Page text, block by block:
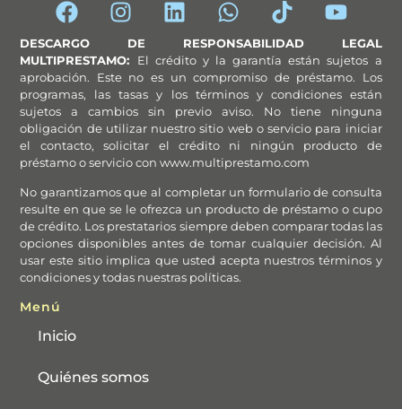
DESCARGO DE RESPONSABILIDAD LEGAL
MULTIPRESTAMO: El crédito y la garantía están sujetos a
aprobación. Este no es un compromiso de préstamo. Los
programas, las tasas y los términos y condiciones están
sujetos a cambios sin previo aviso. No tiene ninguna
obligación de utilizar nuestro sitio web o servicio para iniciar
el contacto, solicitar el crédito ni ningún producto de
préstamo o servicio con www.multiprestamo.com
No garantizamos que al completar un formulario de consulta
resulte en que se le ofrezca un producto de préstamo o cupo
de crédito. Los prestatarios siempre deben comparar todas las
opciones disponibles antes de tomar cualquier decisión. Al
usar este sitio implica que usted acepta nuestros términos y
condiciones y todas nuestras políticas.
Menú
Inicio
Quiénes somos